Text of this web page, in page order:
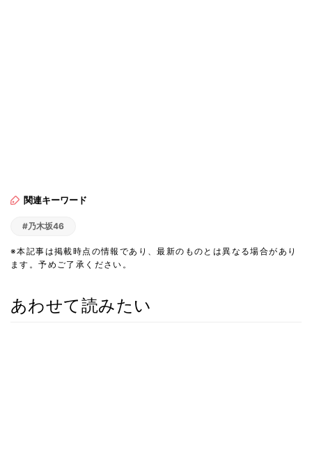
関連キーワード
#乃木坂46
※本記事は掲載時点の情報であり、最新のものとは異なる場合があり
ます。予めご了承ください。
あわせて読みたい